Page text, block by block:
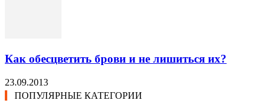
Как обесцветить брови и не лишиться их?
23.09.2013
ПОПУЛЯРНЫЕ КАТЕГОРИИ